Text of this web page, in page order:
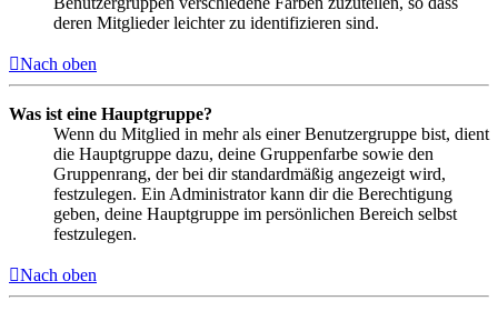
deren Mitglieder leichter zu identifizieren sind.
Nach oben
Was ist eine Hauptgruppe?
Wenn du Mitglied in mehr als einer Benutzergruppe bist, dient
die Hauptgruppe dazu, deine Gruppenfarbe sowie den
Gruppenrang, der bei dir standardmäßig angezeigt wird,
festzulegen. Ein Administrator kann dir die Berechtigung
geben, deine Hauptgruppe im persönlichen Bereich selbst
festzulegen.
Nach oben